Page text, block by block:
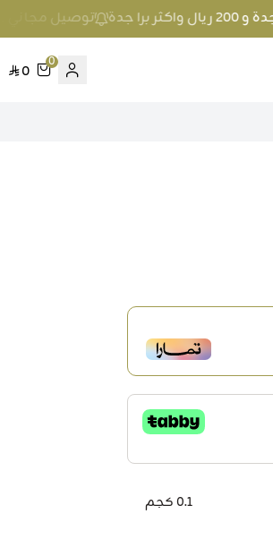
توصيل مجاني عند الطلب بمبلغ 100 ريال
0
0
0.1 كجم